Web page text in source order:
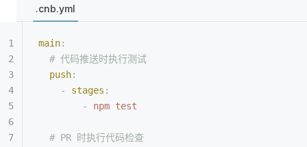
.cnb.yml
main:
  # 代码推送时执行测试
  push
:
    -
stages :
        -
npm test
  # PR 时执行代码检查